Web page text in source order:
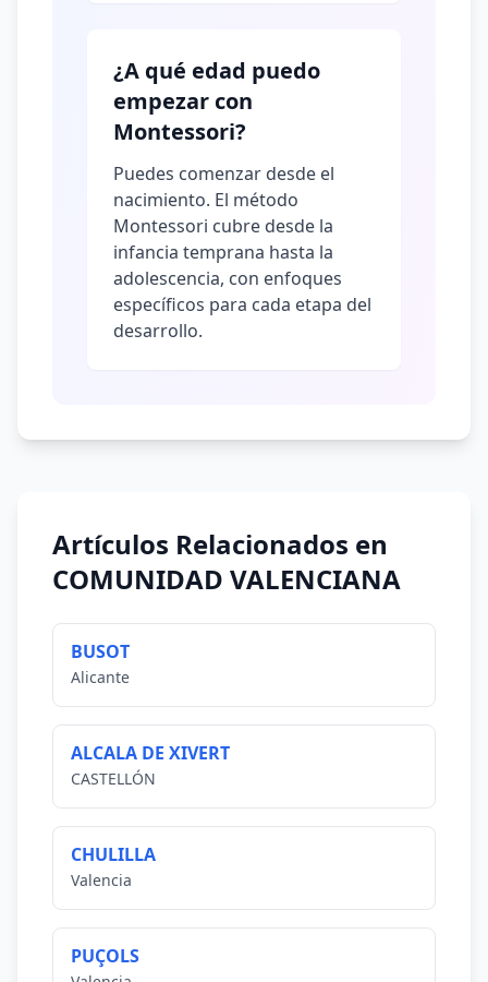
¿A qué edad puedo
empezar con
Montessori?
Puedes comenzar desde el
nacimiento. El método
Montessori cubre desde la
infancia temprana hasta la
adolescencia, con enfoques
específicos para cada etapa del
desarrollo.
Artículos Relacionados en
COMUNIDAD VALENCIANA
BUSOT
Alicante
ALCALA DE XIVERT
CASTELLÓN
CHULILLA
Valencia
PUÇOLS